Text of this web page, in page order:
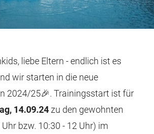
liebe Eltern - endlich ist es
wir starten in die neue
2024/25🎉. Trainingsstart ist für
14.09.24 zu den gewohnten
bzw. 10:30 - 12 Uhr) im